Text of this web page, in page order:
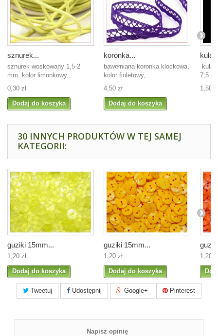
sznurek...
sznurek woskowany 1,5-2
mm, kolor limonkowy,...
0,30 zł
Dodaj do koszyka
koronka...
bawełniana koronka klockowa,
kolor fioletowy,...
4,50 zł
Dodaj do koszyka
kula
7,5
1,50
30 INNYCH PRODUKTÓW W TEJ SAMEJ
KATEGORII:
guziki 15mm...
1,20 zł
Dodaj do koszyka
guziki 15mm...
1,20 zł
Dodaj do koszyka
1,20
Tweetuj Udostępnij Google+ Pinterest
Napisz opinię